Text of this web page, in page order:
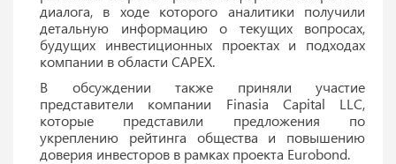
диалога, в ходе которого аналитики получили
детальную информацию о текущих вопросах,
будущих инвестиционных проектах и подходах
компании в области CAPEX.
В обсуждении также приняли участие
представители компании Finasia Capital LLC,
которые представили предложения по
укреплению рейтинга общества и повышению
доверия инвесторов в рамках проекта Eurobond.